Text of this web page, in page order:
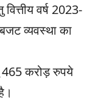
वर्ष 2023-
व्यवस्था का
465 करोड़ रुपये